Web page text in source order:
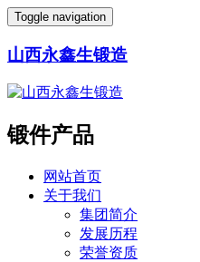
Toggle navigation
山西永鑫生锻造
锻件产品
网站首页
关于我们
集团简介
发展历程
荣誉资质